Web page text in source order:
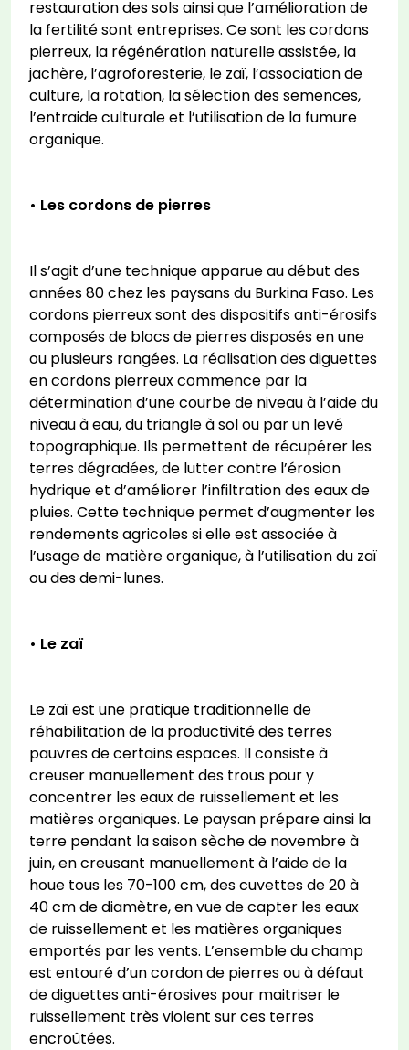
restauration des sols ainsi que l’amélioration de
la fertilité sont entreprises. Ce sont les cordons
pierreux, la régénération naturelle assistée, la
jachère, l’agroforesterie, le zaï, l’association de
culture, la rotation, la sélection des semences,
l’entraide culturale et l’utilisation de la fumure
organique.
• Les cordons de pierres
Il s’agit d’une technique apparue au début des
années 80 chez les paysans du Burkina Faso. Les
cordons pierreux sont des dispositifs anti-érosifs
composés de blocs de pierres disposés en une
ou plusieurs rangées. La réalisation des diguettes
en cordons pierreux commence par la
détermination d’une courbe de niveau à l’aide du
niveau à eau, du triangle à sol ou par un levé
topographique. Ils permettent de récupérer les
terres dégradées, de lutter contre l’érosion
hydrique et d’améliorer l’infiltration des eaux de
pluies. Cette technique permet d’augmenter les
rendements agricoles si elle est associée à
l’usage de matière organique, à l’utilisation du zaï
ou des demi-lunes.
• Le zaï
Le zaï est une pratique traditionnelle de
réhabilitation de la productivité des terres
pauvres de certains espaces. Il consiste à
creuser manuellement des trous pour y
concentrer les eaux de ruissellement et les
matières organiques. Le paysan prépare ainsi la
terre pendant la saison sèche de novembre à
juin, en creusant manuellement à l’aide de la
houe tous les 70-100 cm, des cuvettes de 20 à
40 cm de diamètre, en vue de capter les eaux
de ruissellement et les matières organiques
emportés par les vents. L’ensemble du champ
est entouré d’un cordon de pierres ou à défaut
de diguettes anti-érosives pour maitriser le
ruissellement très violent sur ces terres
encroûtées.